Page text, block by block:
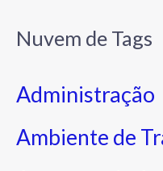
Nuvem de Tags
Administração
Ambiente de